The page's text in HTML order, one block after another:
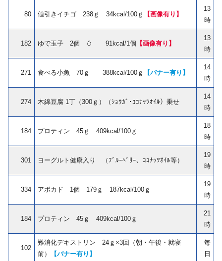
80 値引きイチゴ 238ｇ 34kcal/100ｇ 【画像有り】
13
時
182 ゆで玉子 2個 🥚 91kcal/1個 【画像有り】
13
時
271 食べる小魚 70ｇ 388kcal/100ｇ 【バナー有り】
14
時
274 木綿豆腐 1丁（300ｇ）（ｼｮｳｶﾞ･ｺｺﾅｯﾂｵｲﾙ）乗せ
14
時
184 プロティン 45ｇ 409kcal/100ｇ
18
時
301 ヨーグルト健康入り （ﾌﾞﾙｰﾍﾞﾘｰ、ｺｺﾅｯﾂｵｲﾙ等）
19
時
334 アボカド 1個 179ｇ 187kcal/100ｇ
19
時
184 プロティン 45ｇ 409kcal/100ｇ
21
時
102
難消化デキストリン 24ｇ×3回（朝・午後・就寝
前）
【バナー有り】
毎
日